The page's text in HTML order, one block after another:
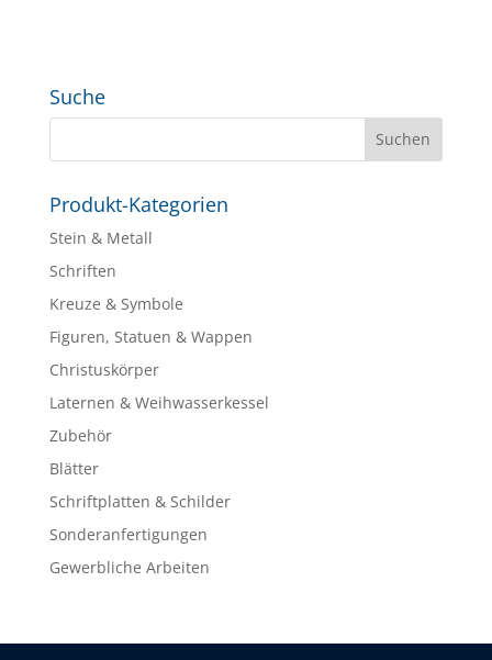
Suche
Produkt-Kategorien
Stein & Metall
Schriften
Kreuze & Symbole
Figuren, Statuen & Wappen
Christuskörper
Laternen & Weihwasserkessel
Zubehör
Blätter
Schriftplatten & Schilder
Sonderanfertigungen
Gewerbliche Arbeiten